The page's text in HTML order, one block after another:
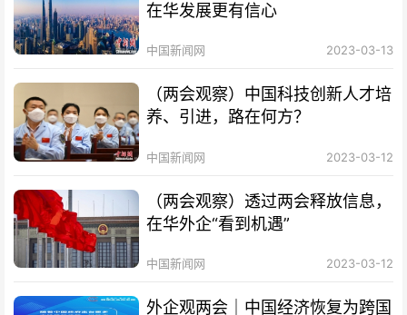
在华发展更有信心
中国新闻网 2023-03-13
（两会观察）中国科技创新人才培
养、引进，路在何方？
中国新闻网 2023-03-12
（两会观察）透过两会释放信息，
在华外企“看到机遇”
中国新闻网 2023-03-12
外企观两会｜中国经济恢复为跨国